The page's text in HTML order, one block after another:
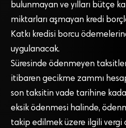
bulunmayan ve yılları bütçe
miktarları aşmayan kredi
Katkı kredisi borcu
uygulanacak.
Süresinde ödenmeyen
itibaren gecikme zammı
son taksitin vade tarihine
eksik ödenmesi halinde,
takip edilmek üzere ilgili vergi